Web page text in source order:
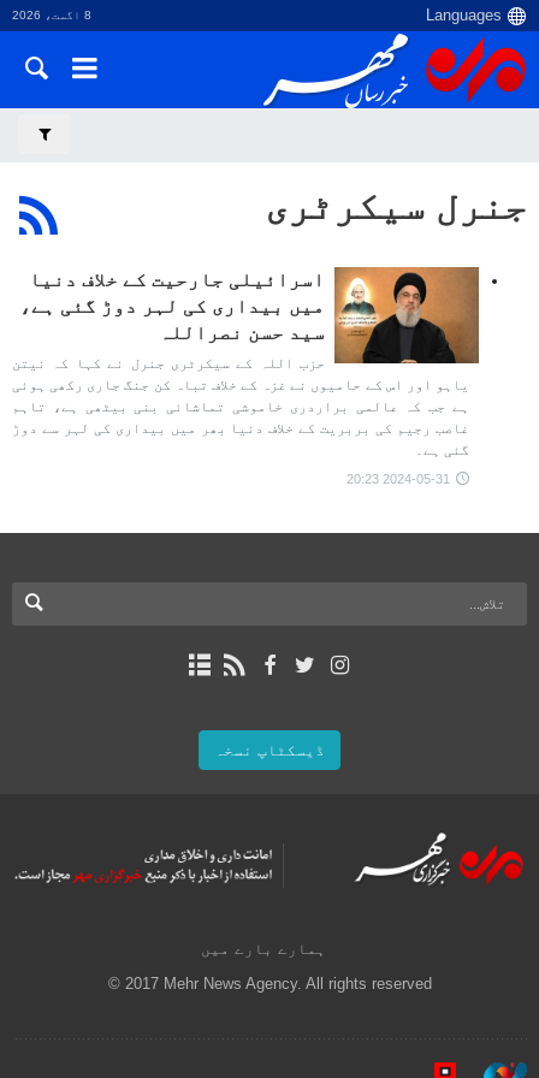
8 اگست، 2026
جنرل سیکرٹری
اسرائیلی جارحیت کے خلاف دنیا
میں بیداری کی لہر دوڑ گئی ہے،
سید حسن نصراللہ
حزب اللہ کے سیکرٹری جنرل نے کہا کہ نیتن
یاہو اور اس کے حامیوں نے غزہ کے خلاف تباہ کن جنگ جاری رکھی ہوئی
ہے جب کہ عالمی براردری خاموشی تماشائی بنی بیٹھی ہے، تاہم
غاصب رجیم کی بربریت کے خلاف دنیا بھر میں بیداری کی لہر سے دوڑ
گئی ہے۔
2024-05-31 20:23
ڈیسکٹاپ نسخہ
ہمارے بارے میں
© 2017 Mehr News Agency. All rights reserved